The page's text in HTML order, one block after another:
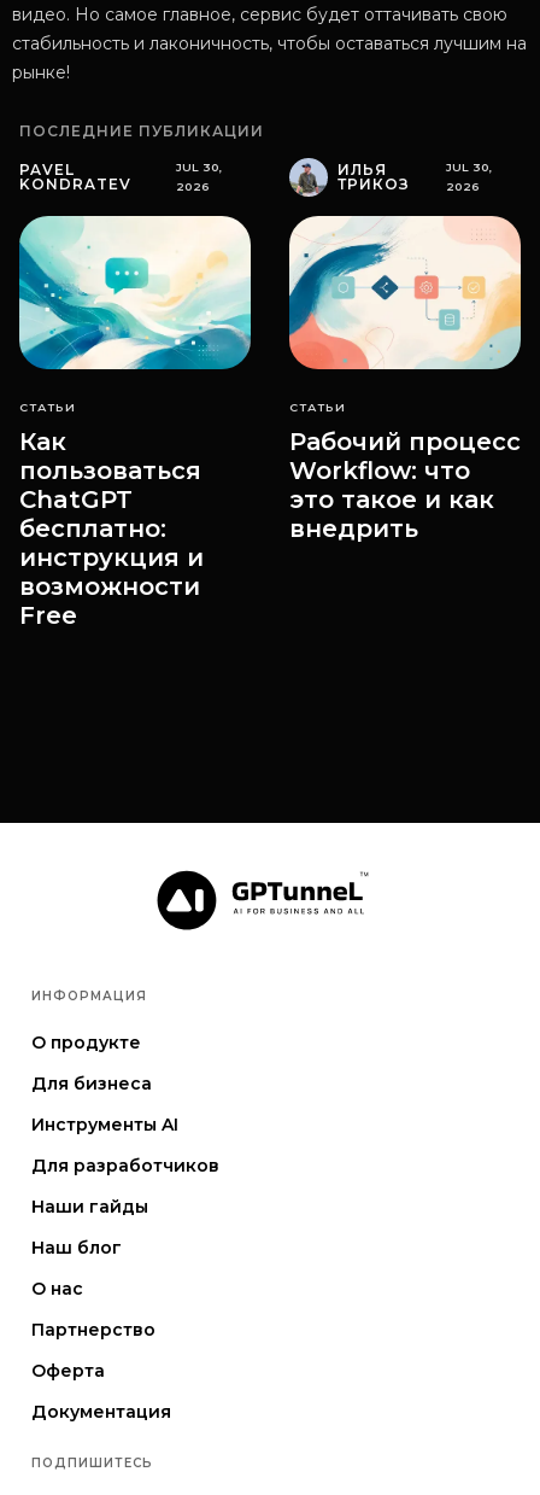
видео. Но самое главное, сервис будет оттачивать свою
стабильность и лаконичность, чтобы оставаться лучшим на
рынке!
ПОСЛЕДНИЕ ПУБЛИКАЦИИ
PAVEL
KONDRATEV
JUL 30,
2026
СТАТЬИ
Как
пользоваться
ChatGPT
бесплатно:
инструкция и
возможности
Free
ИЛЬЯ
ТРИКОЗ
JUL 30,
2026
СТАТЬИ
Рабочий процесс
Workflow: что
это такое и как
внедрить
ИНФОРМАЦИЯ
О продукте
Для бизнеса
Инструменты AI
Для разработчиков
Наши гайды
Наш блог
О нас
Партнерство
Оферта
Документация
ПОДПИШИТЕСЬ